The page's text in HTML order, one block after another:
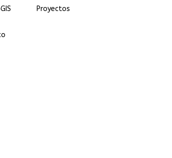
Proyectos